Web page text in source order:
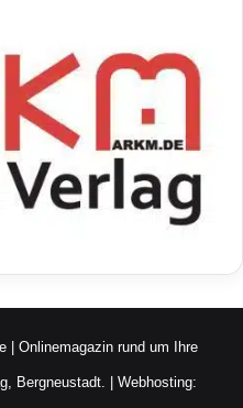
| Onlinemagazin rund um Ihre
Bergneustadt. | Webhosting: